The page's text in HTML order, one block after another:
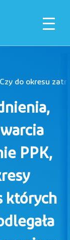
PPK,
których